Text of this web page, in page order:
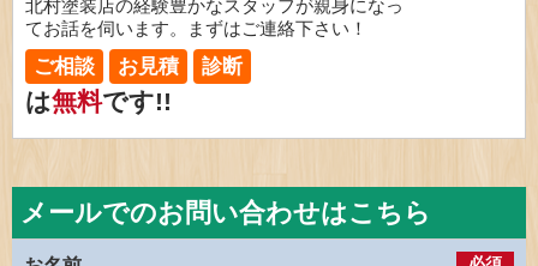
北村塗装店の経験豊かなスタッフが親身になっ
てお話を伺います。まずはご連絡下さい！
ご相談 お見積 診断
は無料です!!
メールでのお問い合わせはこちら